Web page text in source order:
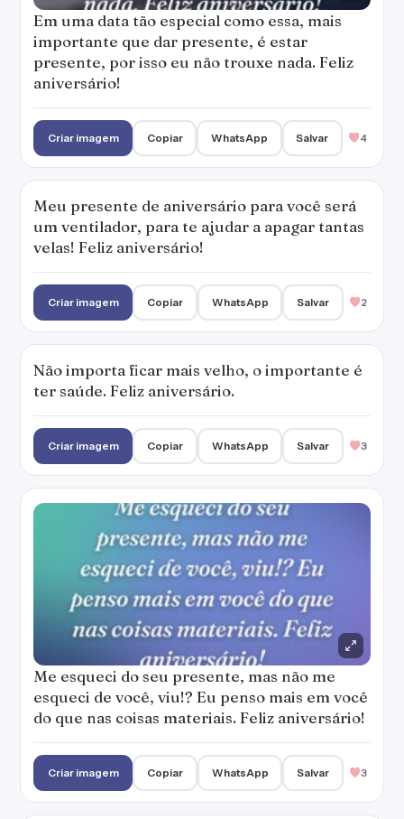
Em uma data tão especial como essa, mais
importante que dar presente, é estar
presente, por isso eu não trouxe nada. Feliz
aniversário!
Criar imagem Copiar WhatsApp Salvar 4
Meu presente de aniversário para você será
um ventilador, para te ajudar a apagar tantas
velas! Feliz aniversário!
Criar imagem Copiar WhatsApp Salvar 2
Não importa ficar mais velho, o importante é
ter saúde. Feliz aniversário.
Criar imagem Copiar WhatsApp Salvar 3
Me esqueci do seu presente, mas não me
esqueci de você, viu!? Eu penso mais em você
do que nas coisas materiais. Feliz aniversário!
Criar imagem Copiar WhatsApp Salvar 3